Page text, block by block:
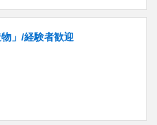
」/経験者歓迎